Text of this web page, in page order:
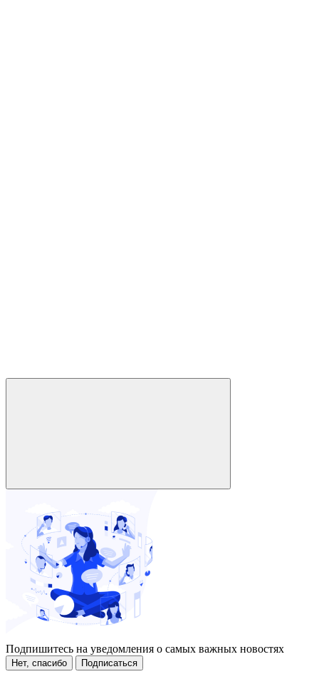
Подпишитесь на уведомления о самых важных новостях
Нет, спасибо Подписаться